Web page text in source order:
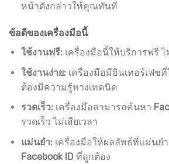
หน้าดังกล่าวให้คุณทันที
ข้อดีของเครื่องมือนี้
ใช้งานฟรี: เครื่องมือนี้ให้บริการฟรี
ใช้งานง่าย: เครื่องมือมีอินเทอร์เฟซ
ต้องมีความรู้ทางเทคนิค
รวดเร็ว: เครื่องมือสามารถค้นหา
รวดเร็ว ไม่เสียเวลา
แม่นยำ: เครื่องมือให้ผลลัพธ์ที่แม่นย
Facebook IDที่ถูกต้อง